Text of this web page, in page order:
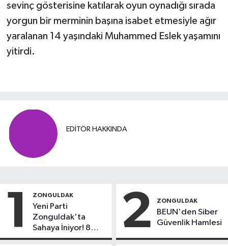
sevinç gösterisine katılarak oyun oynadığı sırada
yorgun bir merminin başına isabet etmesiyle ağır
yaralanan 14 yaşındaki Muhammed Eslek yaşamını
yitirdi.
EDITÖR HAKKINDA
1 ZONGULDAK
Yeni Parti
Zonguldak'ta
Sahaya İniyor! 8
İlçede Kurucu
2 ZONGULDAK
BEUN'den Siber
Güvenlik Hamlesi